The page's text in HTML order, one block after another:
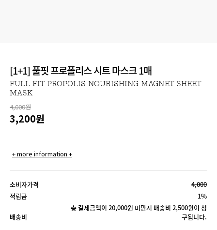
[1+1] 풀핏 프로폴리스 시트 마스크 1매
FULL FIT PROPOLIS NOURISHING MAGNET SHEET
MASK
4,000원
3,200원
+ more information +
소비자가격
4,000
적립금
1%
배송비
총 결제금액이 20,000원 미만시 배송비 2,500원이 청
구됩니다.